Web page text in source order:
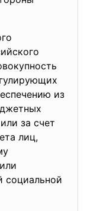
из
за счет
лиц,
социальной